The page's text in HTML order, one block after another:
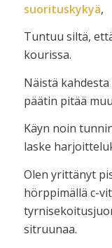
suorituskykyä,
Tuntuu siltä,
kourissa.
Näistä
päätin pitää
Käyn noin
laske
Olen yrittänyt
hörppimällä c-
sitruunaa.